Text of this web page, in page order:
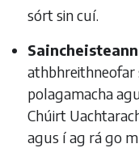
sórt sin cuí.
athbhreithneofar
polagamacha
Chúirt
agus í ag rá go